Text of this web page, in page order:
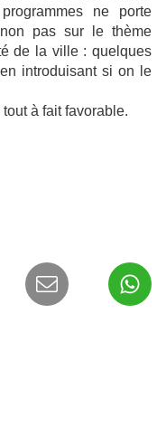
ne porte
pas sur le thème
de la ville : quelques
introduisant si on le
à fait favorable.